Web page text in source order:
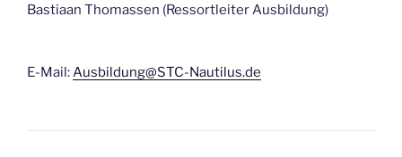
Bastiaan Thomassen (Ressortleiter Ausbildung)
E-Mail:Ausbildung@STC-Nautilus.de